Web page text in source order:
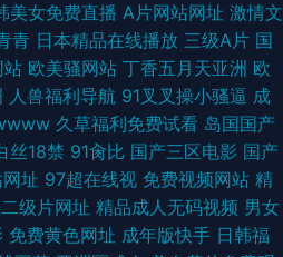
美女免费直播 A片网站网址 激情文
青 日本精品在线播放 三级A片 国
站 欧美骚网站 丁香五月天亚洲 欧
人兽福利导航 91叉叉操小骚逼 成
久草福利免费试看 岛国国产
丝18禁 91肏比 国产三区电影 国产
址 97超在线视 免费视频网站 精
级片网址 精品成人无码视频 男女
免费黄色网址 成年版快手 日韩福